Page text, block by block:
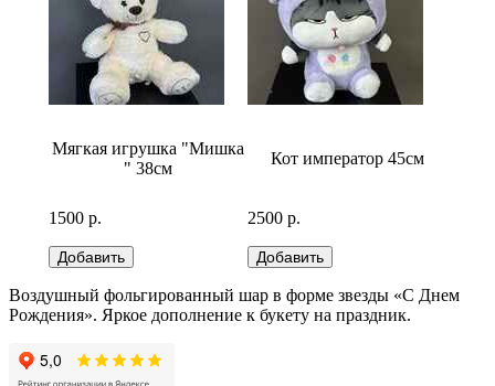
Мягкая игрушка "Мишка
" 38см
1500 р.
Кот император 45см
2500 р.
Воздушный фольгированный шар в форме звезды «С Днем
Рождения». Яркое дополнение к букету на праздник.